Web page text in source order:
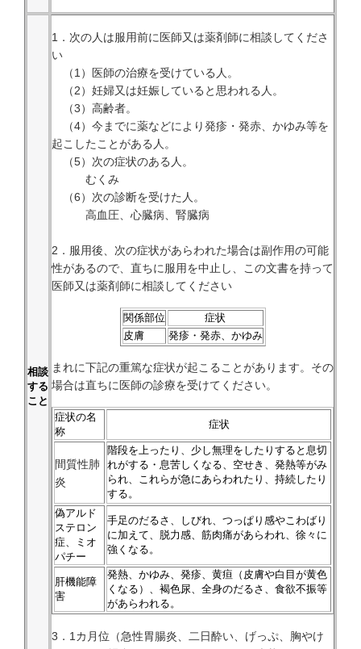
相談
する
こと
1．次の人は服用前に医師又は薬剤師に相談してくださ
い
（1）医師の治療を受けている人。
（2）妊婦又は妊娠していると思われる人。
（3）高齢者。
（4）今までに薬などにより発疹・発赤、かゆみ等を
起こしたことがある人。
（5）次の症状のある人。
むくみ
（6）次の診断を受けた人。
高血圧、心臓病、腎臓病
2．服用後、次の症状があらわれた場合は副作用の可能
性があるので、直ちに服用を中止し、この文書を持って
医師又は薬剤師に相談してください
関係部位
症状
皮膚
発疹・発赤、かゆみ
まれに下記の重篤な症状が起こることがあります。その
場合は直ちに医師の診療を受けてください。
症状の名
称
症状
間質性肺
炎
階段を上ったり、少し無理をしたりすると息切
れがする・息苦しくなる、空せき、発熱等がみ
られ、これらが急にあらわれたり、持続したり
する。
偽アルド
ステロン
症、ミオ
パチー
手足のだるさ、しびれ、つっぱり感やこわばり
に加えて、脱力感、筋肉痛があらわれ、徐々に
強くなる。
肝機能障
害
発熱、かゆみ、発疹、黄疸（皮膚や白目が黄色
くなる）、褐色尿、全身のだるさ、食欲不振等
があらわれる。
3．1カ月位（急性胃腸炎、二日酔い、げっぷ、胸やけ